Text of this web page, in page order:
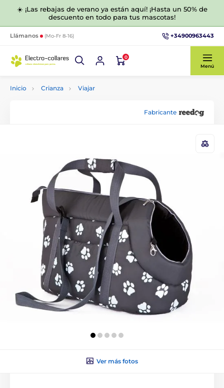
☀️ ¡Las rebajas de verano ya están aquí! ¡Hasta un 50% de
descuento en todo para tus mascotas!
Llámanos (Mo-Fr 8-16) +34900963443
0
Menú
Inicio Crianza Viajar
Fabricante
Ver más fotos